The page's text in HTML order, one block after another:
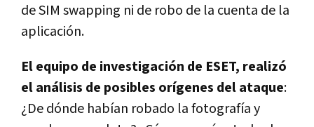
de SIM swapping ni de robo de la cuenta de la
aplicación.
El equipo de investigación de ESET, realizó
el análisis de posibles orígenes del ataque:
¿De dónde habían robado la fotografía y